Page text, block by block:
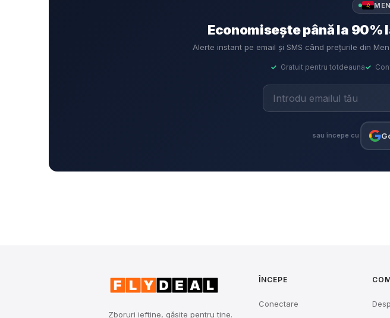
Economisește până la 90%
Alerte instant pe email și SMS când prețurile din
✓ Gratuit pentru totdeauna✓
sau începe cu
Zboruri ieftine, găsite pentru tine.
ÎNCEPE
Conectare